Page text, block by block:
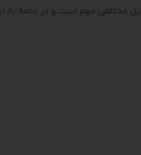
مختلفی مهم است و در ادامه به